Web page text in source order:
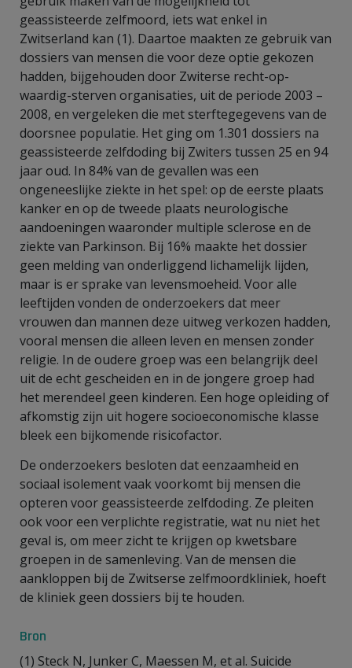
geassisteerde zelfmoord, iets wat enkel in
Zwitserland kan (1). Daartoe maakten ze gebruik van
dossiers van mensen die voor deze optie gekozen
hadden, bijgehouden door Zwiterse recht-op-
waardig-sterven organisaties, uit de periode 2003 –
2008, en vergeleken die met sterftegegevens van de
doorsnee populatie. Het ging om 1.301 dossiers na
geassisteerde zelfdoding bij Zwiters tussen 25 en 94
jaar oud. In 84% van de gevallen was een
ongeneeslijke ziekte in het spel: op de eerste plaats
kanker en op de tweede plaats neurologische
aandoeningen waaronder multiple sclerose en de
ziekte van Parkinson. Bij 16% maakte het dossier
geen melding van onderliggend lichamelijk lijden,
maar is er sprake van levensmoeheid. Voor alle
leeftijden vonden de onderzoekers dat meer
vrouwen dan mannen deze uitweg verkozen hadden,
vooral mensen die alleen leven en mensen zonder
religie. In de oudere groep was een belangrijk deel
uit de echt gescheiden en in de jongere groep had
het merendeel geen kinderen. Een hoge opleiding of
afkomstig zijn uit hogere socioeconomische klasse
bleek een bijkomende risicofactor.
De onderzoekers besloten dat eenzaamheid en
sociaal isolement vaak voorkomt bij mensen die
opteren voor geassisteerde zelfdoding. Ze pleiten
ook voor een verplichte registratie, wat nu niet het
geval is, om meer zicht te krijgen op kwetsbare
groepen in de samenleving. Van de mensen die
aankloppen bij de Zwitserse zelfmoordkliniek, hoeft
de kliniek geen dossiers bij te houden.
Bron
(1) Steck N, Junker C, Maessen M, et al. Suicide